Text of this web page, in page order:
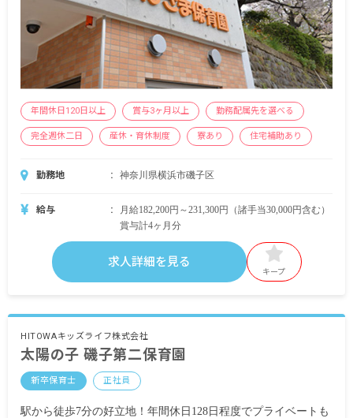
年間休日120日以上 賞与3ヶ月以上 勤務配属先を選べる
完全週休二日 産休・育休制度 寮あり 住宅補助あり
勤務地 神奈川県横浜市磯子区
給与
月給182,200円～231,300円（諸手当30,000円含む）
賞与計4ヶ月分
求人詳細を見る
キープ
HITOWAキッズライフ株式会社
太陽の子 磯子第二保育園
新卒保育士 正社員
駅から徒歩7分の好立地！年間休日128日程度でプライベートも